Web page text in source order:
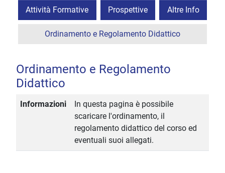
Attività Formative Prospettive Altre Info
Ordinamento e Regolamento Didattico
Ordinamento e Regolamento
Didattico
Informazioni
In questa pagina è possibile
scaricare l'ordinamento, il
regolamento didattico del corso ed
eventuali suoi allegati.